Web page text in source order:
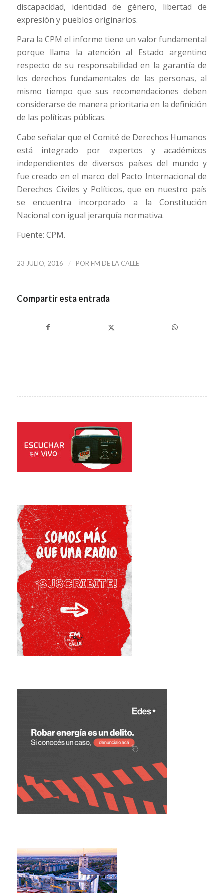
discapacidad, identidad de género, libertad de
expresión y pueblos originarios.
Para la CPM el informe tiene un valor fundamental
porque llama la atención al Estado argentino
respecto de su responsabilidad en la garantía de
los derechos fundamentales de las personas, al
mismo tiempo que sus recomendaciones deben
considerarse de manera prioritaria en la definición
de las políticas públicas.
Cabe señalar que el Comité de Derechos Humanos
está integrado por expertos y académicos
independientes de diversos países del mundo y
fue creado en el marco del Pacto Internacional de
Derechos Civiles y Políticos, que en nuestro país
se encuentra incorporado a la Constitución
Nacional con igual jerarquía normativa.
Fuente: CPM.
23 JULIO, 2016 / POR FM DE LA CALLE
Compartir esta entrada